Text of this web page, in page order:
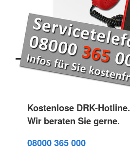
Kostenlose DRK-Hotline.
Wir beraten Sie gerne.
08000 365 000